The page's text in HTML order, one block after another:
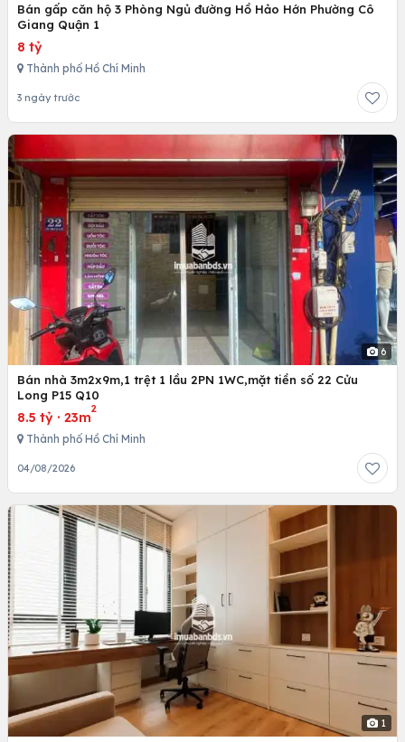
Bán gấp căn hộ 3 Phòng Ngủ đường Hồ Hảo Hớn Phường Cô
Giang Quận 1
8 tỷ
Thành phố Hồ Chí Minh
3 ngày trước
6
Bán nhà 3m2x9m,1 trệt 1 lầu 2PN 1WC,mặt tiền số 22 Cửu
Long P15 Q10
8.5 tỷ · 23m
2
Thành phố Hồ Chí Minh
04/08/2026
1